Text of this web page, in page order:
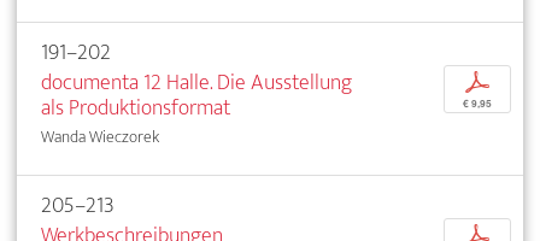
191–202
documenta 12 Halle. Die Ausstellung
als Produktionsformat
Wanda Wieczorek
p
€ 9,95
205–213